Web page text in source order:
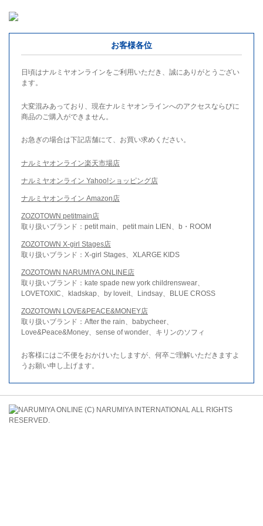
お客様各位
日頃はナルミヤオンラインをご利用いただき、誠にありがとうござい
ます。
大変混みあっており、現在ナルミヤオンラインへのアクセスならびに
商品のご購入ができません。
お急ぎの場合は下記店舗にて、お買い求めください。
ナルミヤオンライン楽天市場店
ナルミヤオンライン Yahoo!ショッピング店
ナルミヤオンライン Amazon店
ZOZOTOWN petitmain店
取り扱いブランド：petit main、petit main LIEN、b・ROOM
ZOZOTOWN X-girl Stages店
取り扱いブランド：X-girl Stages、XLARGE KIDS
ZOZOTOWN NARUMIYA ONLINE店
取り扱いブランド：kate spade new york childrenswear、
LOVETOXIC、kladskap、by loveit、Lindsay、BLUE CROSS
ZOZOTOWN LOVE&PEACE&MONEY店
取り扱いブランド：After the rain、babycheer、
Love&Peace&Money、sense of wonder、キリンのソフィ
お客様にはご不便をおかけいたしますが、何卒ご理解いただきますよ
うお願い申し上げます。